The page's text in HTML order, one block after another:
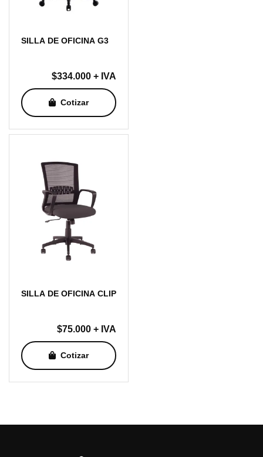
SILLA DE OFICINA G3
$334.000 + IVA
Cotizar
SILLA DE OFICINA CLIP
$75.000 + IVA
Cotizar